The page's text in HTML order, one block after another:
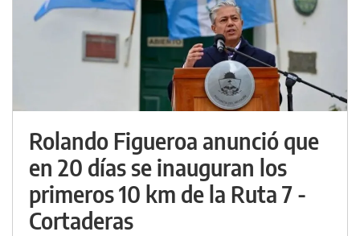
Rolando Figueroa anunció que
en 20 días se inauguran los
primeros 10 km de la Ruta 7 -
Cortaderas